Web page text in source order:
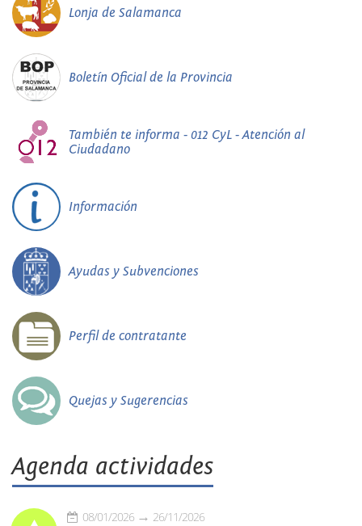
Lonja de Salamanca
Boletín Oficial de la Provincia
También te informa - 012 CyL - Atención al
Ciudadano
Información
Ayudas y Subvenciones
Perfil de contratante
Quejas y Sugerencias
Agenda actividades
08/01/2026 26/11/2026